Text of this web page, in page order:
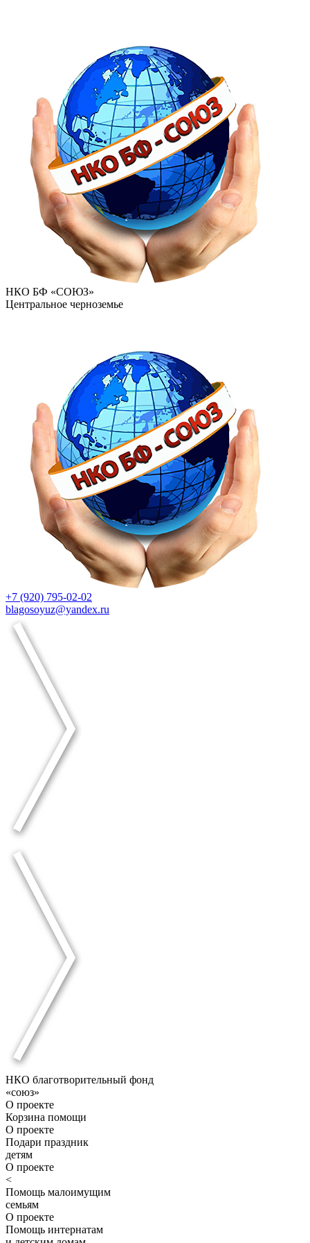
НКО БФ «СОЮЗ»
Центральное черноземье
+7 (920) 795-02-02
blagosoyuz@yandex.ru
НКО благотворительный фонд
«союз»
О проекте
Корзина помощи
О проекте
Подари праздник
детям
О проекте
<
Помощь малоимущим
семьям
О проекте
Помощь интернатам